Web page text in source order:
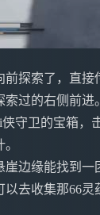
探索了，直接
过的右侧前进。
守卫的宝箱，
边缘能找到一
去收集那66灵